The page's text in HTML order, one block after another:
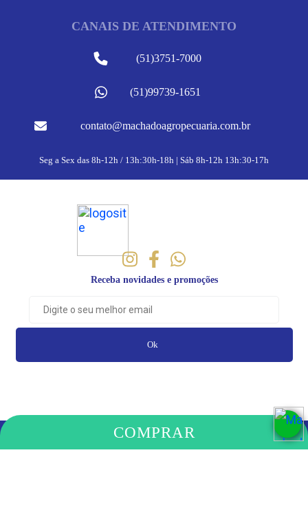
COMPRAR
CANAIS DE ATENDIMENTO
(51)3751-7000
(51)99739-1651
contato@machadoagropecuaria.com.br
Seg a Sex das 8h-12h / 13h:30h-18h | Sáb 8h-12h 13h:30-17h
Receba novidades e promoções
Ok
PAGAMENTO